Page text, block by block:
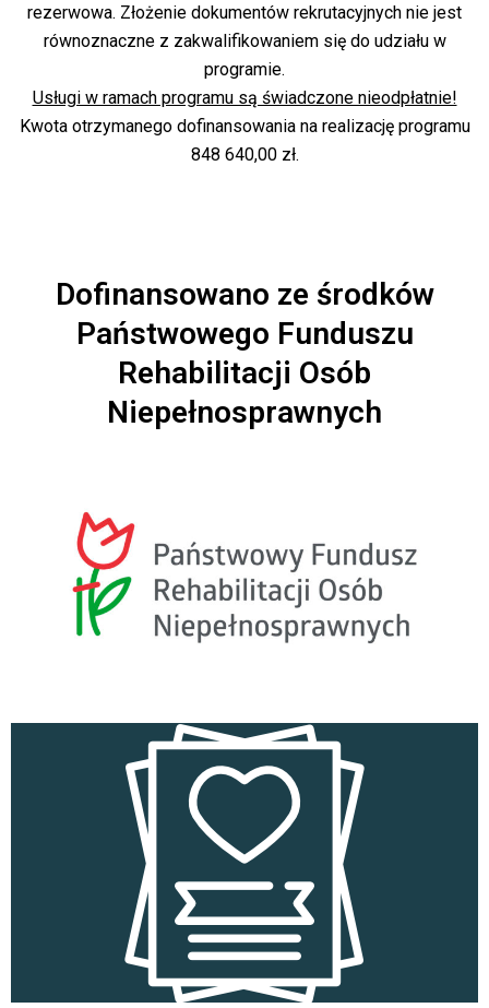
rezerwowa. Złożenie dokumentów rekrutacyjnych nie jest
równoznaczne z zakwalifikowaniem się do udziału w
programie.
Usługi w ramach programu są świadczone nieodpłatnie!
Kwota otrzymanego dofinansowania na realizację programu
848 640,00 zł.
Dofinansowano ze środków
Państwowego Funduszu
Rehabilitacji Osób
Niepełnosprawnych